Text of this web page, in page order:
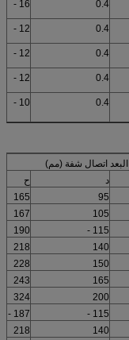
0.4
16 -
0.4
12 -
0.4
12 -
0.4
12 -
0.4
10 -
د
ح
95
165
105
167
115 -
190
140
218
150
228
165
243
200
324
115 -
187 -
140
218